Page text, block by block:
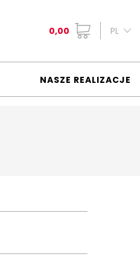
0,00 PL
NASZE REALIZACJE